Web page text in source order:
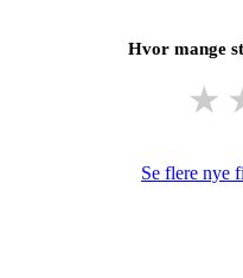
Hvor mange
★
Se flere nye